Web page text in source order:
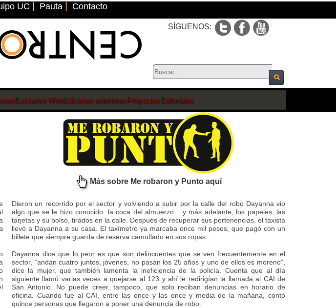
UC Pauta Contacto
SÍGUENOS:
Exclusivo WebEdiciones anterioresProyectos Editoriales
Más sobre Me robaron y Punto aquí
Dieron un recorrido por el sector y volviendo a subir por la calle del robo Dayanna vio
algo que se le hizo conocido: la coca del almuerzo... y más adelante, los papeles, las
tarjetas y su bolso, tirados en la calle. Después de recuperar sus pertenencias, el taxista
llevó a Dayanna a su casa. El taxímetro ya marcaba once mil pesos, que pagó con un
billete que siempre guarda de reserva camuflado en sus ropas.
Dayanna dice que lo peor es que son delincuentes que se ven frecuentemente en el
sector, “andan cuatro juntos, jóvenes, no pasan los 25 años y uno de ellos es moreno”,
dice la mujer, que también lamenta la ineficiencia de la policía. Cuenta que al día
siguiente llamó varias veces a quejarse al 123 y ahí le redirigían la llamada al CAI de
San Antonio. No puede creer, tampoco, que solo reciban denuncias en horario de
oficina. Cuando fue al CAI, entre las once y las once y media de la mañana, contó
quince personas que llegaron a poner una denuncia de robo.